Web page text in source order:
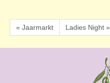
« Jaarmarkt Ladies Night »